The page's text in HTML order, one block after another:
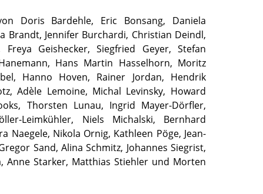
Doris Bardehle, Eric Bonsang, Daniela
Brandt, Jennifer Burchardi, Christian Deindl,
Geishecker, Siegfried Geyer, Stefan
Hans Martin Hasselhorn, Moritz
Hanno Hoven, Rainer Jordan, Hendrik
Adèle Lemoine, Michal Levinsky, Howard
Thorsten Lunau, Ingrid Mayer-Dörfler,
Leimkühler, Niels Michalski, Bernhard
Naegele, Nikola Ornig, Kathleen Pöge, Jean-
Sand, Alina Schmitz, Johannes Siegrist,
Anne Starker, Matthias Stiehler und Morten